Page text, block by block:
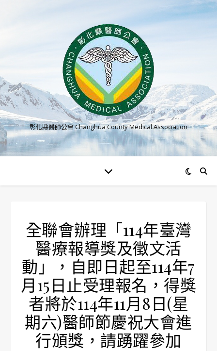
彰化縣醫師公會 Changhua County Medical Association
全聯會辦理「114年臺灣
醫療報導獎及徵文活
動」，自即日起至114年7
月15日止受理報名，得獎
者將於114年11月8日(星
期六)醫師節慶祝大會進
行頒獎，請踴躍參加